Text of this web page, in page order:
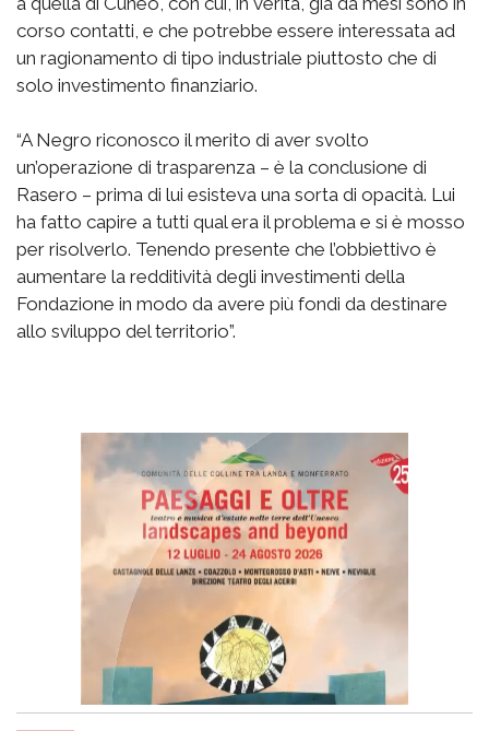
corso contatti, e che potrebbe essere interessata ad
un ragionamento di tipo industriale piuttosto che di
solo investimento finanziario.
“A Negro riconosco il merito di aver svolto
un’operazione di trasparenza – è la conclusione di
Rasero – prima di lui esisteva una sorta di opacità. Lui
ha fatto capire a tutti qual era il problema e si è mosso
per risolverlo. Tenendo presente che l’obbiettivo è
aumentare la redditività degli investimenti della
Fondazione in modo da avere più fondi da destinare
allo sviluppo del territorio”.